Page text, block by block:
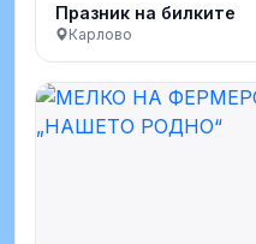
Празник на билките
Карлово